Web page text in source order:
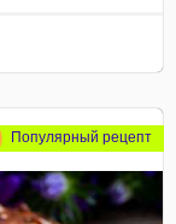
Популярный рецепт